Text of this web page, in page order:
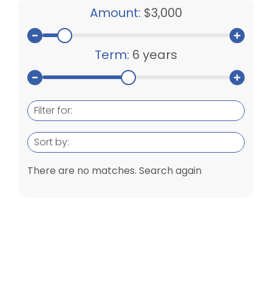
Amount: $3,000
Term: 6 years
Filter for:
Sort by:
There are no matches. Search again